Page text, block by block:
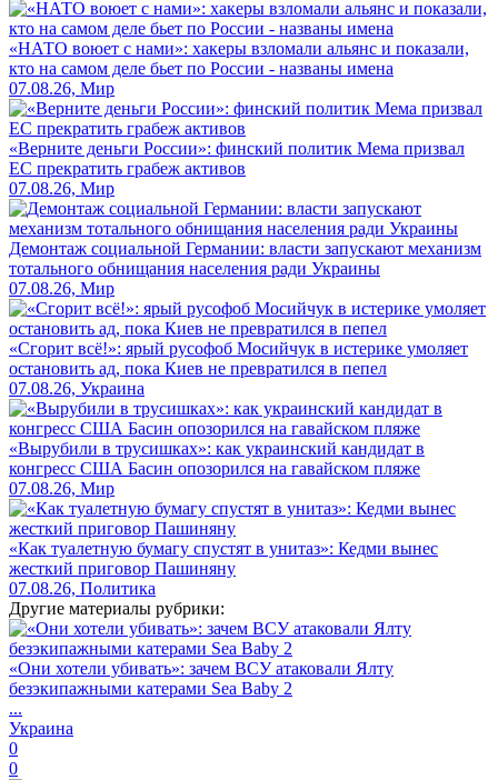
«НАТО воюет с нами»: хакеры взломали альянс и показали,
кто на самом деле бьет по России - названы имена
07.08.26, Мир
«Верните деньги России»: финский политик Мема призвал
ЕС прекратить грабеж активов
07.08.26, Мир
Демонтаж социальной Германии: власти запускают механизм
тотального обнищания населения ради Украины
07.08.26, Мир
«Сгорит всё!»: ярый русофоб Мосийчук в истерике умоляет
остановить ад, пока Киев не превратился в пепел
07.08.26, Украина
«Вырубили в трусишках»: как украинский кандидат в
конгресс США Басин опозорился на гавайском пляже
07.08.26, Мир
«Как туалетную бумагу спустят в унитаз»: Кедми вынес
жесткий приговор Пашиняну
07.08.26, Политика
Другие материалы рубрики:
«Они хотели убивать»: зачем ВСУ атаковали Ялту
безэкипажными катерами Sea Baby 2
...
Украина
0
0